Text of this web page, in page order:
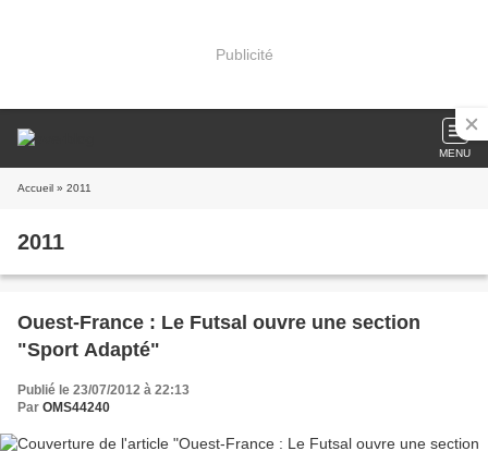
Publicité
MENU
Accueil » 2011
2011
Ouest-France : Le Futsal ouvre une section
"Sport Adapté"
Publié le 23/07/2012 à 22:13
Par OMS44240